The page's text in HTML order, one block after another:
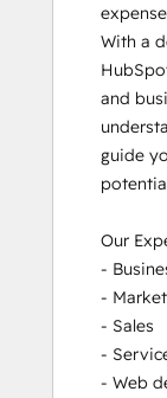
With a
and
guide
Our
-
-
- Sales
-
- Web